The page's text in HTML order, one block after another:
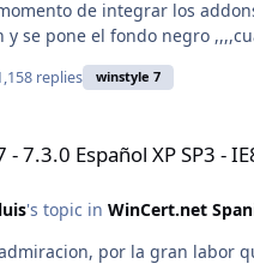
de integrar los
y se pone el fondo negro
replies winstyle 7
7.3.0 Español XP SP3 -
luis's topic in WinCert.net
por la gran labor